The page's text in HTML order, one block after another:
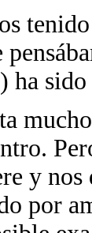
ha
y nos
por